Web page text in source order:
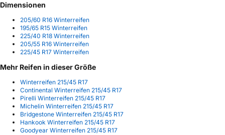
Dimensionen
205/60 R16 Winterreifen
195/65 R15 Winterreifen
225/40 R18 Winterreifen
205/55 R16 Winterreifen
225/45 R17 Winterreifen
Mehr Reifen in dieser Größe
Winterreifen 215/45 R17
Continental Winterreifen 215/45 R17
Pirelli Winterreifen 215/45 R17
Michelin Winterreifen 215/45 R17
Bridgestone Winterreifen 215/45 R17
Hankook Winterreifen 215/45 R17
Goodyear Winterreifen 215/45 R17